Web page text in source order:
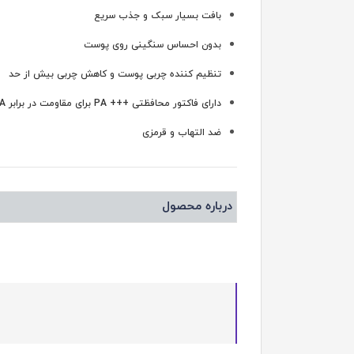
بافت بسیار سبک و جذب سریع
بدون احساس سنگینی روی پوست
تنظیم کننده چربی پوست و کاهش چربی بیش از حد
دارای فاکتور محافظتی +++ PA برای مقاومت در برابر UVA
ضد التهاب و قرمزی
درباره محصول